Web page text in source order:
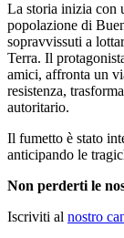
La storia inizia con
popolazione di
sopravvissuti a
Terra. Il
amici, affronta un
resistenza,
autoritario.
Il fumetto è stato
anticipando le
Non perderti le
Iscriviti al nostro